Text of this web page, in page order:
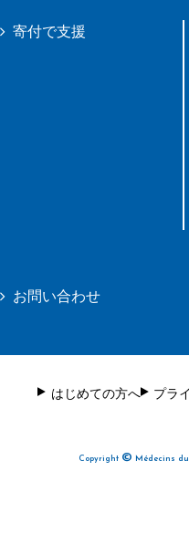
寄付で支援
お問い合わせ
はじめての方へ プラ
Copyright © Médecins